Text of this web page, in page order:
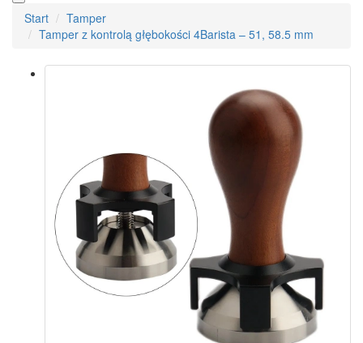
Start
Tamper
Tamper z kontrolą głębokości 4Barista – 51, 58.5 mm